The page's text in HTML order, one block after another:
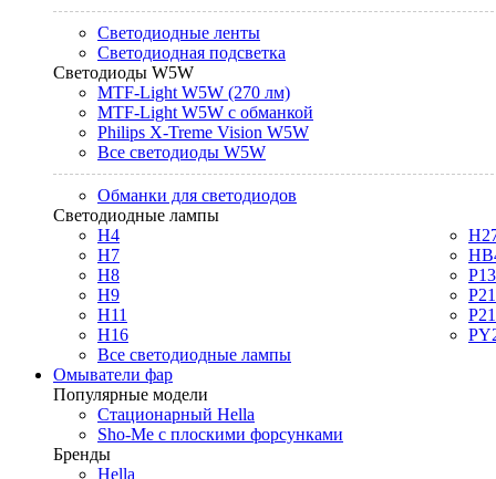
Светодиодные ленты
Светодиодная подсветка
Светодиоды W5W
MTF-Light W5W (270 лм)
MTF-Light W5W с обманкой
Philips X-Treme Vision W5W
Все светодиоды W5W
Обманки для светодиодов
Светодиодные лампы
H4
H7
H8
H9
H11
H16
Все светодиодные лампы
Омыватели фар
Популярные модели
Стационарный Hella
Sho-Me с плоскими форсунками
Бренды
Hella